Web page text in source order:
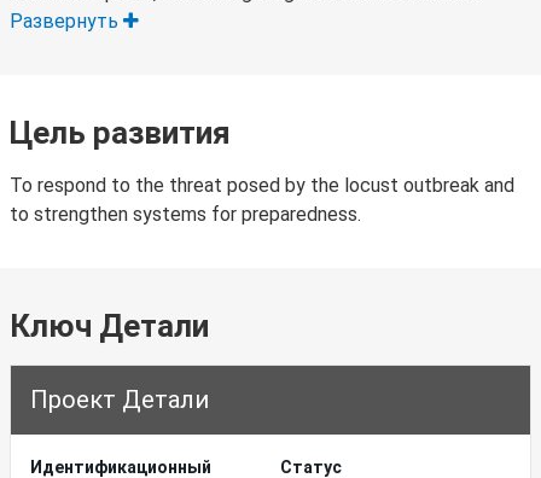
Развернуть
Цель развития
To respond to the threat posed by the locust outbreak and
to strengthen systems for preparedness.
Ключ Детали
Проект Детали
Идентификационный
Статус